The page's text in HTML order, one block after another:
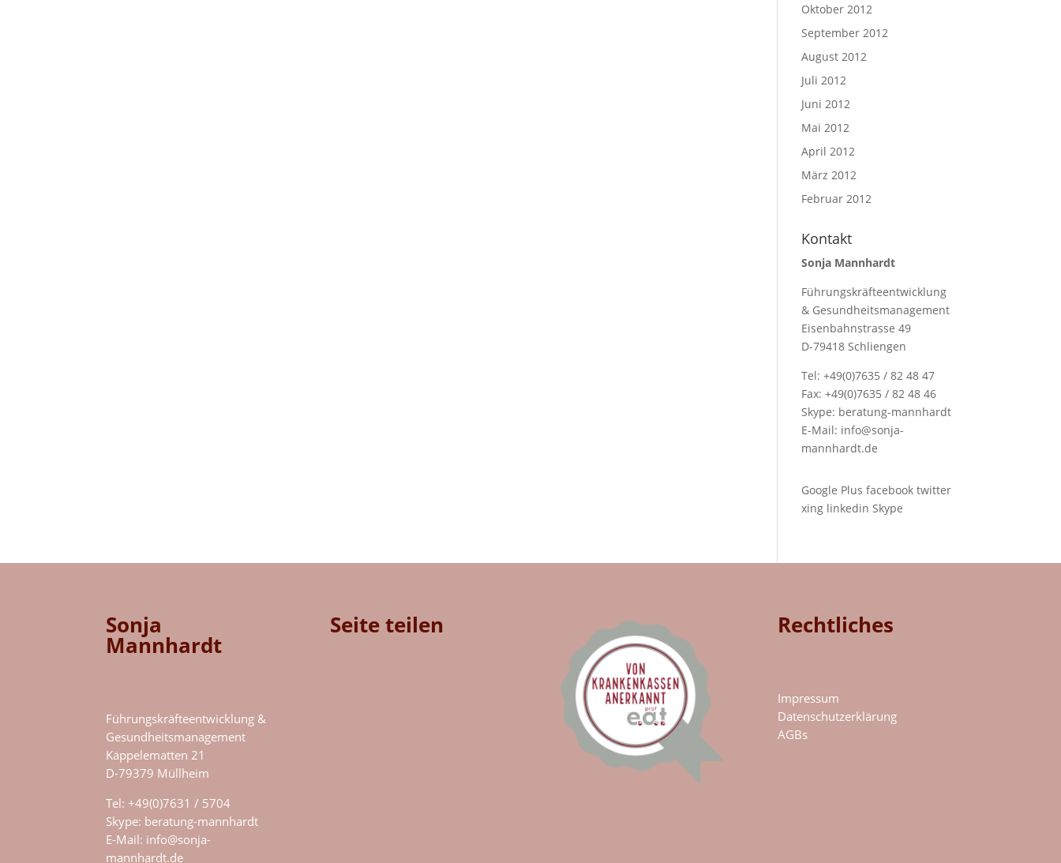
Oktober 2012
September 2012
August 2012
Juli 2012
Juni 2012
Mai 2012
April 2012
März 2012
Februar 2012
Kontakt
Sonja Mannhardt
Führungskräfteentwicklung
& Gesundheitsmanagement
Eisenbahnstrasse 49
D-79418 Schliengen
Tel: +49(0)7635 / 82 48 47
Fax: +49(0)7635 / 82 48 46
Skype: beratung-mannhardt
E-Mail: info@sonja-
mannhardt.de
Google Plus facebook twitter
xing linkedin Skype
Sonja
Mannhardt
Führungskräfteentwicklung &
Gesundheitsmanagement
Käppelematten 21
D-79379 Müllheim
Tel: +49(0)7631 / 5704
Skype: beratung-mannhardt
E-Mail: info@sonja-
mannhardt.de
Seite teilen Rechtliches
Impressum
Datenschutzerklärung
AGBs